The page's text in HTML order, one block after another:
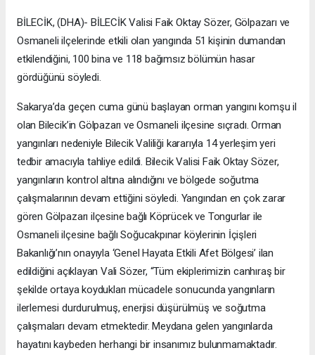
BİLECİK, (DHA)- BİLECİK Valisi Faik Oktay Sözer, Gölpazarı ve
Osmaneli ilçelerinde etkili olan yangında 51 kişinin dumandan
etkilendiğini, 100 bina ve 118 bağımsız bölümün hasar
gördüğünü söyledi.
Sakarya’da geçen cuma günü başlayan orman yangını komşu il
olan Bilecik’in Gölpazarı ve Osmaneli ilçesine sıçradı. Orman
yangınları nedeniyle Bilecik Valiliği kararıyla 14 yerleşim yeri
tedbir amacıyla tahliye edildi. Bilecik Valisi Faik Oktay Sözer,
yangınların kontrol altına alındığını ve bölgede soğutma
çalışmalarının devam ettiğini söyledi. Yangından en çok zarar
gören Gölpazarı ilçesine bağlı Köprücek ve Tongurlar ile
Osmaneli ilçesine bağlı Soğucakpınar köylerinin İçişleri
Bakanlığı’nın onayıyla ‘Genel Hayata Etkili Afet Bölgesi’ ilan
edildiğini açıklayan Vali Sözer, “Tüm ekiplerimizin canhıraş bir
şekilde ortaya koydukları mücadele sonucunda yangınların
ilerlemesi durdurulmuş, enerjisi düşürülmüş ve soğutma
çalışmaları devam etmektedir. Meydana gelen yangınlarda
hayatını kaybeden herhangi bir insanımız bulunmamaktadır.